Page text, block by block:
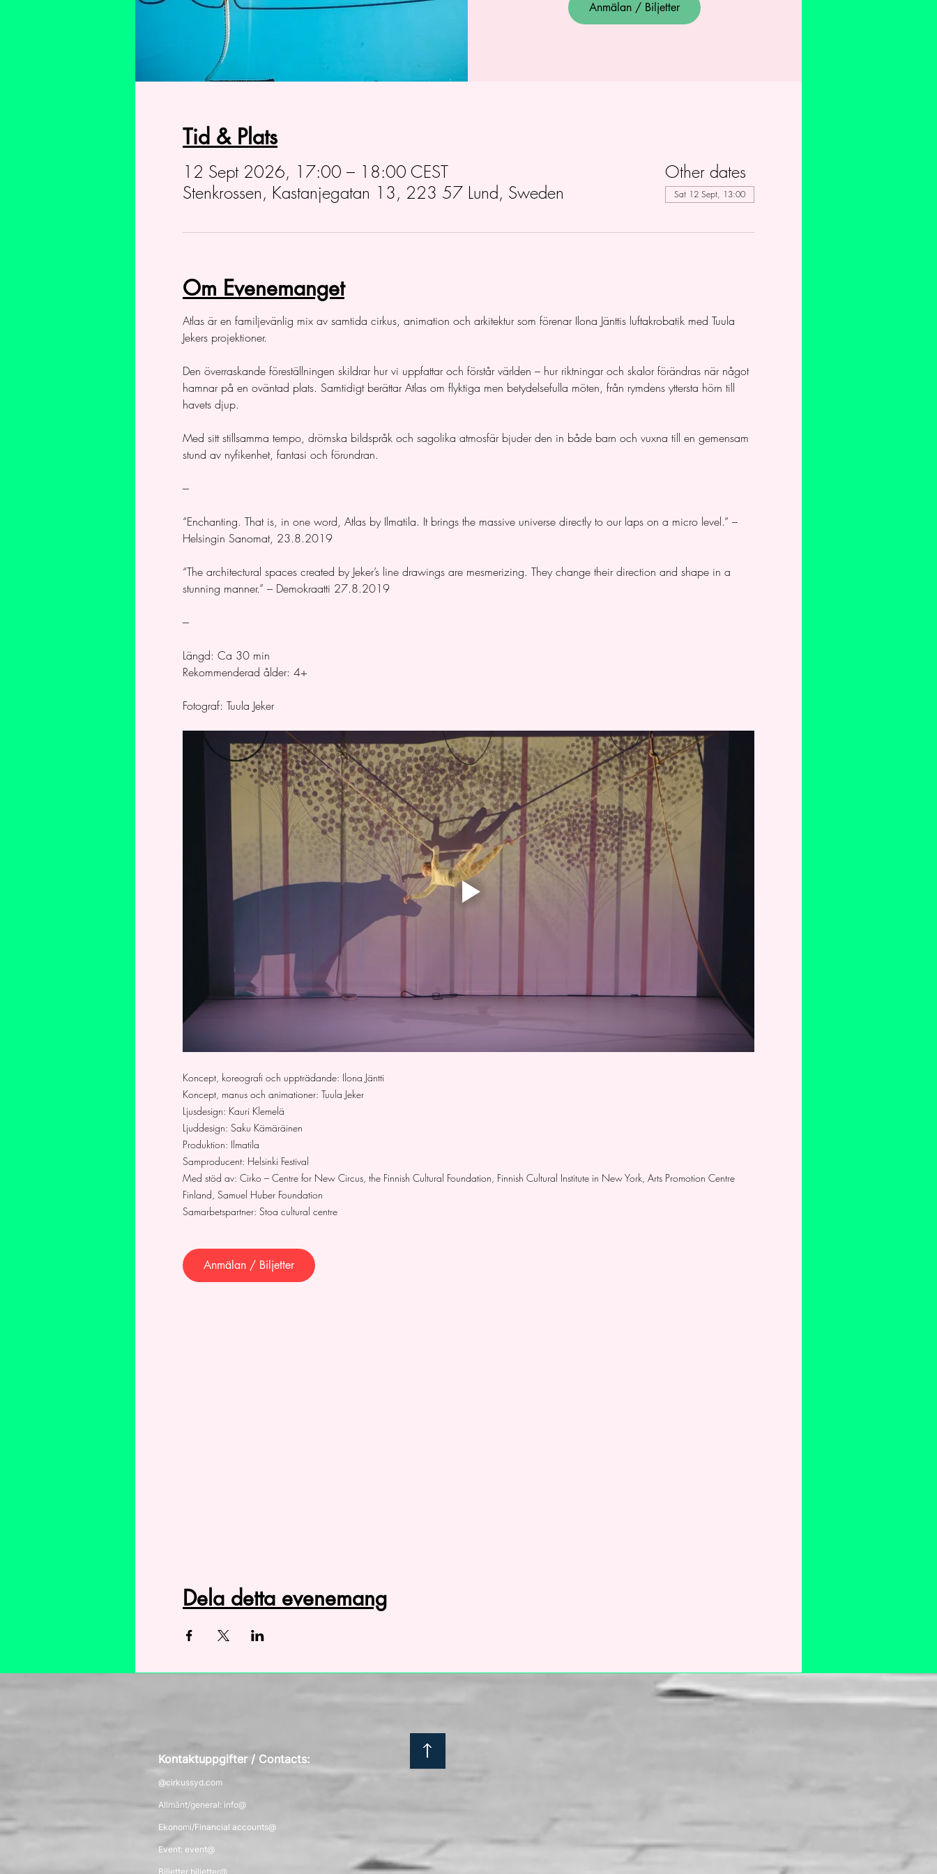
Anmälan / Biljetter
Tid & Plats
12 Sept 2026, 17:00 – 18:00 CEST
Stenkrossen, Kastanjegatan 13, 223 57 Lund, Sweden
Other dates
Sat 12 Sept, 13:00
Om Evenemanget
Atlas är en familjevänlig mix av samtida cirkus, animation och arkitektur som förenar Ilona Jänttis luftakrobatik med Tuula
Jekers projektioner.
Den överraskande föreställningen skildrar hur vi uppfattar och förstår världen – hur riktningar och skalor förändras när något
hamnar på en oväntad plats. Samtidigt berättar Atlas om flyktiga men betydelsefulla möten, från rymdens yttersta hörn till
havets djup.
Med sitt stillsamma tempo, drömska bildspråk och sagolika atmosfär bjuder den in både barn och vuxna till en gemensam
stund av nyfikenhet, fantasi och förundran.
---
“Enchanting. That is, in one word, Atlas by Ilmatila. It brings the massive universe directly to our laps on a micro level.” –
Helsingin Sanomat, 23.8.2019
“The architectural spaces created by Jeker’s line drawings are mesmerizing. They change their direction and shape in a
stunning manner.” – Demokraatti 27.8.2019
---
Längd: Ca 30 min
Rekommenderad ålder: 4+
Fotograf: Tuula Jeker
Koncept, koreografi och uppträdande: Ilona Jäntti
Koncept, manus och animationer: Tuula Jeker
Ljusdesign: Kauri Klemelä
Ljuddesign: Saku Kämäräinen
Produktion: Ilmatila
Samproducent: Helsinki Festival
Med stöd av: Cirko – Centre for New Circus, the Finnish Cultural Foundation, Finnish Cultural Institute in New York, Arts Promotion Centre
Finland, Samuel Huber Foundation
Samarbetspartner: Stoa cultural centre
Anmälan / Biljetter
Dela detta evenemang
Kontaktuppgifter / Contacts:
@cirkussyd.com
Allmänt/general: info@
Ekonomi/Financial accounts@
Event: event@
Biljetter biljetter@